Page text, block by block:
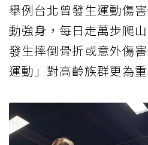
舉例台北曾發生運動傷
動強身，每日走萬步爬
發生摔倒骨折或意外傷
運動」對高齡族群更為重